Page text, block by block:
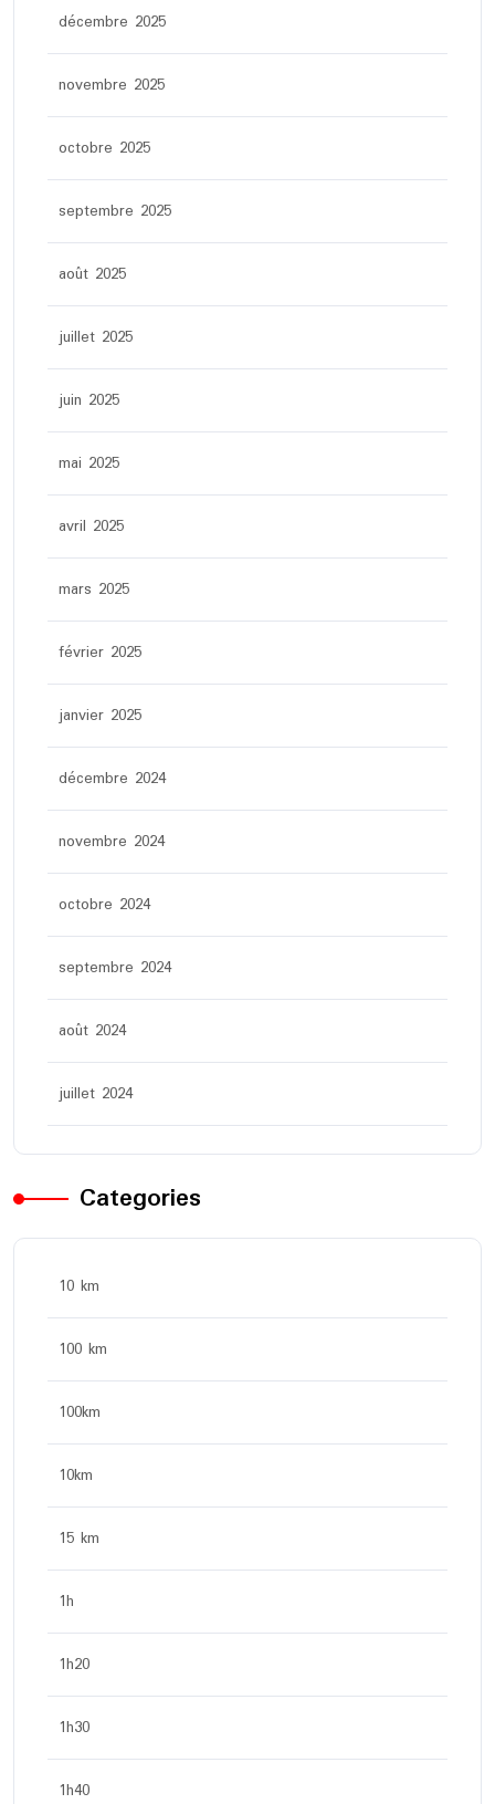
décembre 2025
novembre 2025
octobre 2025
septembre 2025
août 2025
juillet 2025
juin 2025
mai 2025
avril 2025
mars 2025
février 2025
janvier 2025
décembre 2024
novembre 2024
octobre 2024
septembre 2024
août 2024
juillet 2024
Categories
10 km
100 km
100km
10km
15 km
1h
1h20
1h30
1h40